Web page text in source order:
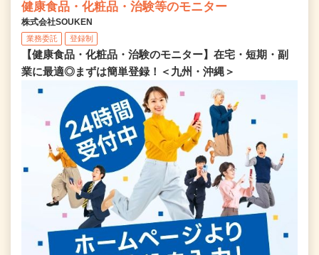
健康食品・化粧品・治験等のモニター
株式会社SOUKEN
業務委託 登録制
【健康食品・化粧品・治験のモニター】在宅・短期・副
業に最適◎まずは簡単登録！＜九州・沖縄＞